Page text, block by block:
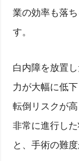
業の効率も落
す。
白内障を放置
力が大幅に低
転倒リスクが
非常に進行し
と、手術の難